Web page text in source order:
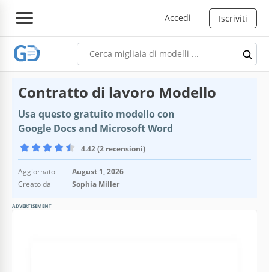
Accedi Iscriviti
Contratto di lavoro Modello
Usa questo gratuito modello con
Google Docs and Microsoft Word
4.42 (2 recensioni)
Aggiornato
August 1, 2026
Creato da
Sophia Miller
ADVERTISEMENT